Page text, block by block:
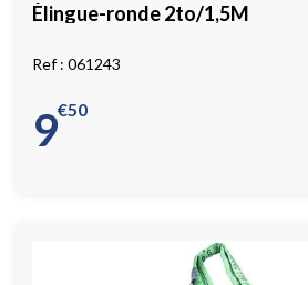
Élingue-ronde 2to/1,5M
061243
9 50
€